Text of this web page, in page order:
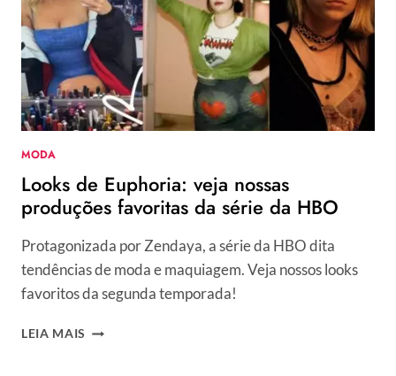
MODA
Looks de Euphoria: veja nossas
produções favoritas da série da HBO
Protagonizada por Zendaya, a série da HBO dita
tendências de moda e maquiagem. Veja nossos looks
favoritos da segunda temporada!
LEIA MAIS LOOKS